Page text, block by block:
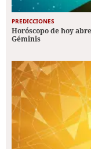
PREDICCIONES
Horóscopo de hoy
Géminis